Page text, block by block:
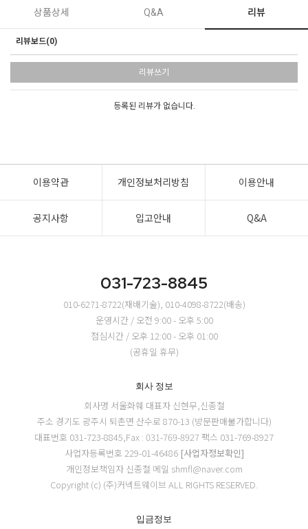
상품상세 Q&A 리뷰
리뷰보드(0)
리뷰쓰기
등록된 리뷰가 없습니다.
이용약관 개인정보처리방침 이용안내
공지사항 입고안내 Q&A
031-723-8845
010-6271-8722(재배기술), 010-4098-8722(배송)
운영시간 / 오전 9:00 - 오후 5:00
점심시간 / 오후 12:00 - 오후 01:00
(공휴일 휴무)
회사 정보
회사명 서울화훼 대표자 신현무,신종철
주소 경기도 광주시 퇴촌면 산수로 870-13 (방문판매불가합니다)
대표번호 031-723-8845,Fax : 031-769-8927 팩스 031-769-8927
사업자등록번호 229-01-46486 [사업자정보확인]
개인정보책임자 신종철 메일 shmfl@naver.com
Copyright (c) (주)커넥트웨이브 ALL RIGHTS RESERVED.
입금정보